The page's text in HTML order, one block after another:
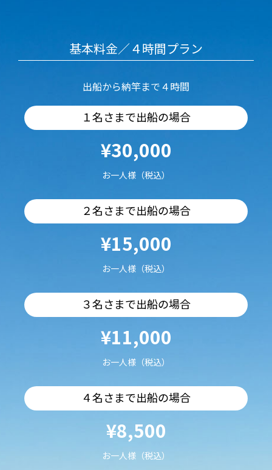
基本料金／４時間プラン
出船から納竿まで４時間
１名さまで出船の場合
¥30,000
お一人様（税込）
２名さまで出船の場合
¥15,000
お一人様（税込）
３名さまで出船の場合
¥11,000
お一人様（税込）
４名さまで出船の場合
¥8,500
お一人様（税込）